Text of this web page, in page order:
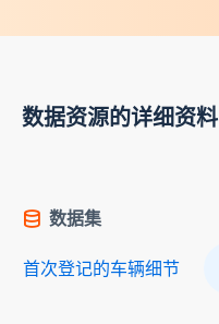
数据资源的详细资料
数据集
首次登记的车辆细节